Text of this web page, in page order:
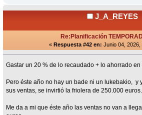
J_A_REYES
Re:Planificación
« Respuesta #42 en: Junio 04,
Gastar un 20 % de lo recaudado + lo ahorrado en
Pero éste año no hay un bade ni un lukebakio, y
sus ventas, se invirtió la friolera de 250.000 euros.
Me da a mi que éste año las ventas no van a